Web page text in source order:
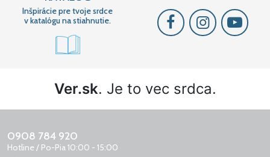
Inšpirácie pre tvoje srdce
v katalógu na stiahnutie.
Ver.sk. Je to vec srdca.
0908 784 920
Hotline / Po-Pia 10:00 - 15:00